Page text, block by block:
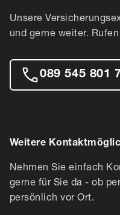
Unsere
und gerne weiter.
089 545 801
Weitere
Nehmen Sie einfach
gerne für Sie da - ob
persönlich vor Ort.